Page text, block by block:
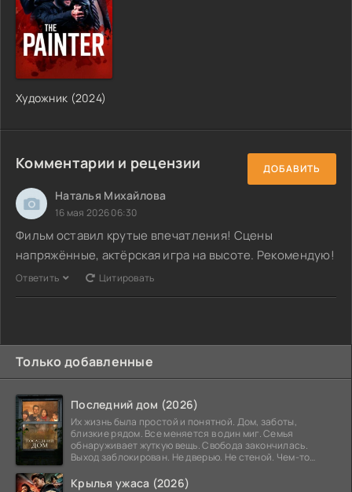
Художник (2024)
Комментарии и рецензии ДОБАВИТЬ
Наталья Михайлова
16 мая 2026 06:30
Фильм оставил крутые впечатления! Сцены
напряжённые, актёрская игра на высоте. Рекомендую!
Ответить Цитировать
Только добавленные
Последний дом (2026)
Их жизнь была простой и понятной. Дом, заботы,
близкие рядом. Все меняется в один миг. Семья
обнаруживает жуткую вещь. Свобода закончилась.
Выход заблокирован. Не дверью. Не стеной. Чем-то
Крылья ужаса (2026)